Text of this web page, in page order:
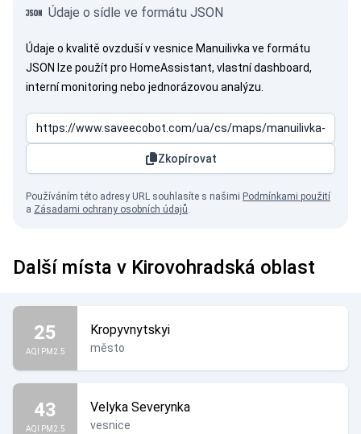
Údaje o sídle ve formátu JSON
Údaje o kvalitě ovzduší v vesnice Manuilivka ve formátu
JSON lze použít pro HomeAssistant, vlastní dashboard,
interní monitoring nebo jednorázovou analýzu.
Zkopírovat
Používáním této adresy URL souhlasíte s našimi Podmínkami použití
a Zásadami ochrany osobních údajů.
Další místa v Kirovohradská oblast
25
AQI PM2.5
Kropyvnytskyi
město
43
AQI PM2.5
Velyka Severynka
vesnice